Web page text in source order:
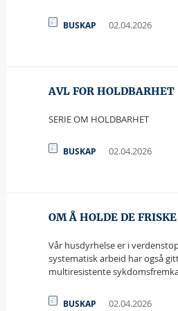
BUSKAP 02.04.2026
AVL FOR HOLDBARHET
SERIE OM HOLDBARHET
BUSKAP 02.04.2026
OM Å HOLDE DE
Vår husdyrhelse er i
systematisk arbeid har også
multiresistente
BUSKAP 02.04.2026